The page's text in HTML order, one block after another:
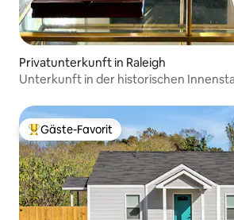
Privatunterkunft in Raleigh
Unterkunft in der historischen
Beliebter Gäste-Favorit.
Gäste-Favorit